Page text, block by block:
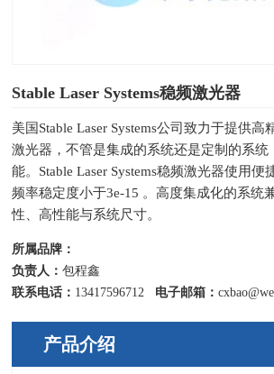
Stable Laser Systems稳频激光器
美国Stable Laser Systems公司致力于提供高
激光器，不管是集成的系统还是定制的系统
能。Stable Laser Systems稳频激光器使用便
频率稳定度小于3e-15 。高度集成化的系统
性、高性能与系统尺寸。
所属品牌：
负责人：包程鑫
联系电话： 13417596712 电子邮箱：
产品介绍